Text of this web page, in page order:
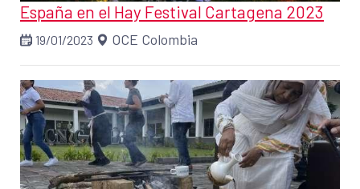
España en el Hay Festival Cartagena 2023
19/01/2023 OCE Colombia